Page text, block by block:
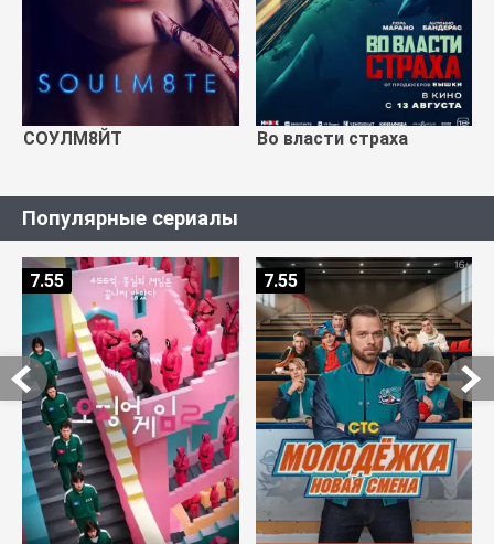
СОУЛМ8ЙТ Во власти страха
Популярные сериалы
7.55 7.55